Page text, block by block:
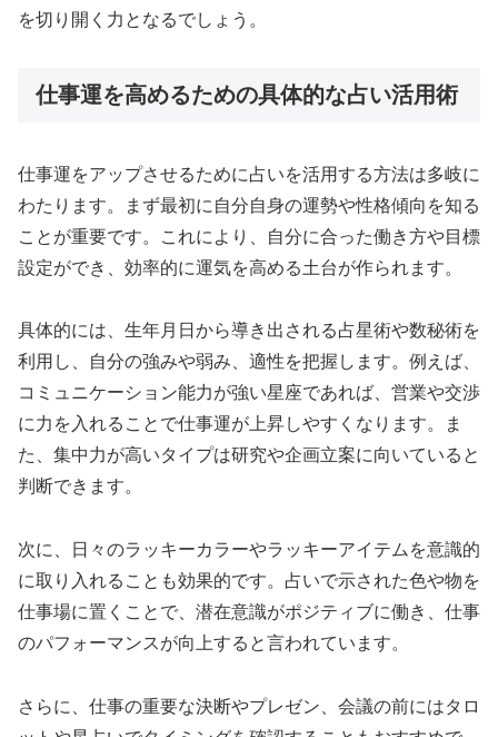
を切り開く力となるでしょう。
仕事運を高めるための具体的な占い活用術
仕事運をアップさせるために占いを活用する方法は多岐に
わたります。まず最初に自分自身の運勢や性格傾向を知る
ことが重要です。これにより、自分に合った働き方や目標
設定ができ、効率的に運気を高める土台が作られます。
具体的には、生年月日から導き出される占星術や数秘術を
利用し、自分の強みや弱み、適性を把握します。例えば、
コミュニケーション能力が強い星座であれば、営業や交渉
に力を入れることで仕事運が上昇しやすくなります。ま
た、集中力が高いタイプは研究や企画立案に向いていると
判断できます。
次に、日々のラッキーカラーやラッキーアイテムを意識的
に取り入れることも効果的です。占いで示された色や物を
仕事場に置くことで、潜在意識がポジティブに働き、仕事
のパフォーマンスが向上すると言われています。
さらに、仕事の重要な決断やプレゼン、会議の前にはタロ